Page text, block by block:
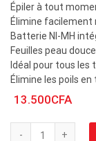
Épiler à tout
Élimine facilement
Batterie NI-MH
Feuilles peau
Idéal pour tous les
Élimine les poils
13.500CFA